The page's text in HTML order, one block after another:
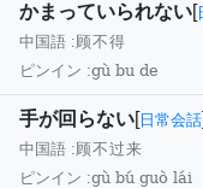
かまっていられない[
中国語 : 顾不得
ピンイン :gù bu de
手が回らない[ 日常会話]
中国語 : 顾不过来
ピンイン :gù bú guò lái